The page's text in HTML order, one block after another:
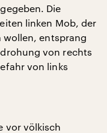
Die
linken Mob, der
entsprang
von rechts
von links
vor völkisch